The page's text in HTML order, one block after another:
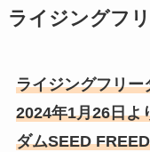
ライジングフ
ライジングフリー
2024年1月26日よ
ダムSEED